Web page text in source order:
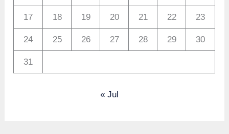
17 18 19 20 21 22 23
24 25 26 27 28 29 30
31
« Jul